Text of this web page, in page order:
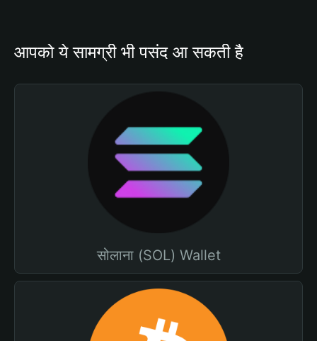
आपको ये सामग्री भी पसंद आ सकती है
सोलाना (SOL) Wallet